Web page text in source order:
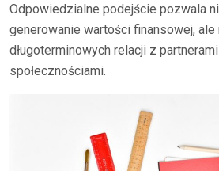
Odpowiedzialne podejście pozwala
generowanie wartości finansowej,
długoterminowych relacji z
społecznościami.